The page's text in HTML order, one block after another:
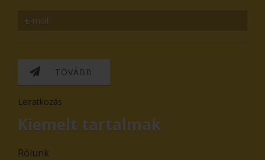
TOVÁBB
Leiratkozás
Kiemelt tartalmak
Rólunk